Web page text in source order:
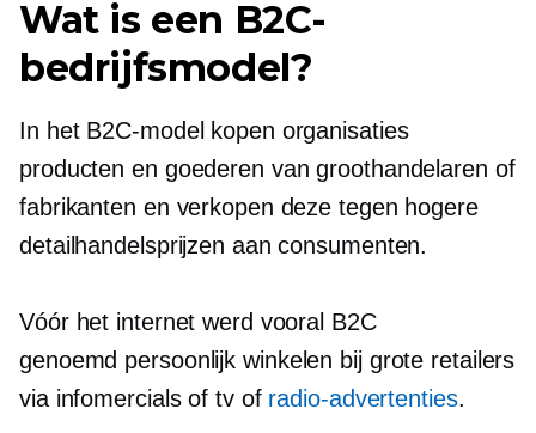
Wat is een B2C-
bedrijfsmodel?
In het B2C-model kopen organisaties
producten en goederen van groothandelaren of
fabrikanten en verkopen deze tegen hogere
detailhandelsprijzen aan consumenten.
Vóór het internet werd vooral B2C
genoemd persoonlijk winkelen bij grote retailers
via infomercials of tv of radio-advertenties.